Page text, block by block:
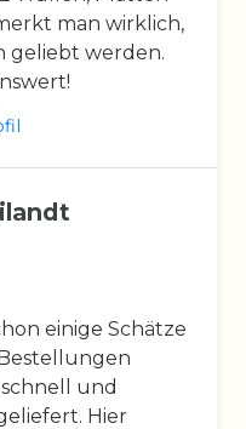
man wirklich,
geliebt werden.
einige Schätze
und
Hier